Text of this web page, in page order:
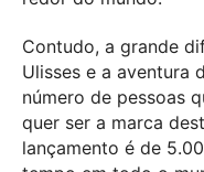
Contudo, a grande
Ulisses e a aventura
número de pessoas
quer ser a marca
lançamento é de